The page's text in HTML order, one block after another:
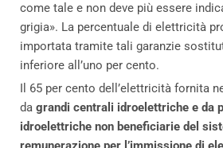
come tale e non deve più essere
grigia». La percentuale di elettricità
importata tramite tali garanzie
inferiore all’uno per cento.
Il 65 per cento dell’elettricità fornita
da grandi centrali idroelettriche e da
idroelettriche non beneficiarie del